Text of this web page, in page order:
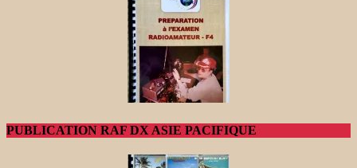
PUBLICATION RAF DX ASIE PACIFIQUE